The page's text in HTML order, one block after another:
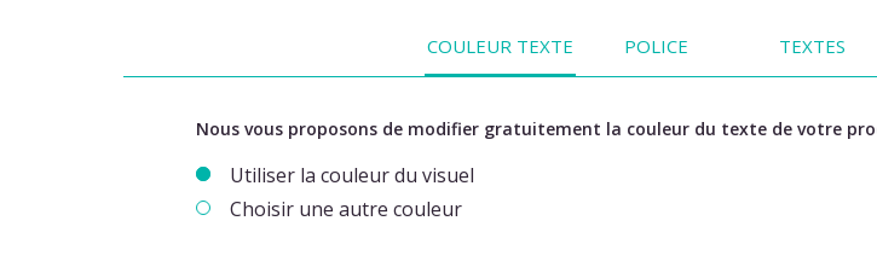
COULEUR TEXTE POLICE TEXTES
Nous vous proposons de modifier gratuitement la couleur du texte de votre
Utiliser la couleur du visuel
Choisir une autre couleur